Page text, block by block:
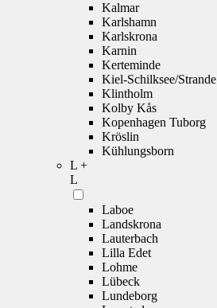
Kalmar
Karlshamn
Karlskrona
Karnin
Kerteminde
Kiel-Schilksee/Strande
Klintholm
Kolby Kås
Kopenhagen Tuborg
Kröslin
Kühlungsborn
L +
L
Laboe
Landskrona
Lauterbach
Lilla Edet
Lohme
Lübeck
Lundeborg